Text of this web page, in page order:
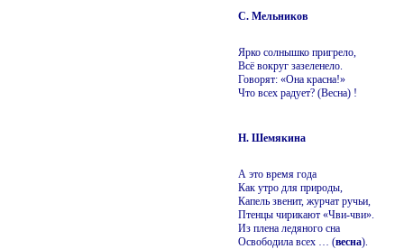
С. Мельников
Ярко солнышко пригрело,
Всё вокруг зазеленело.
Говорят: «Она красна!»
Что всех радует? (Весна) !
Н. Шемякина
А это время года
Как утро для природы,
Капель звенит, журчат ручьи,
Птенцы чирикают «Чви-чви».
Из плена ледяного сна
Освободила всех … (весна).